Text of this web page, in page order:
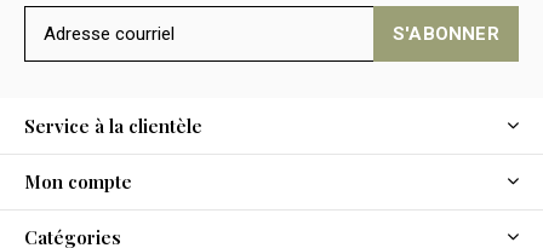
S'ABONNER
Service à la clientèle
Mon compte
Catégories